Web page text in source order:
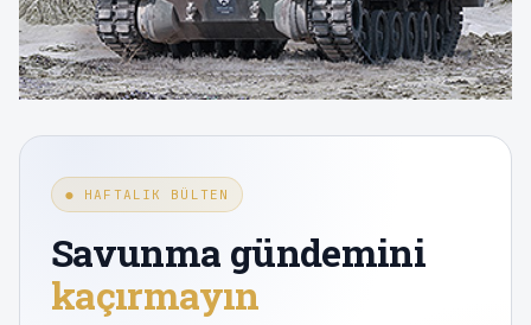
● HAFTALIK BÜLTEN
Savunma gündemini
kaçırmayın